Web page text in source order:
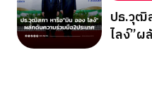
ปธ.วุฒิ
ไลง์”ผ